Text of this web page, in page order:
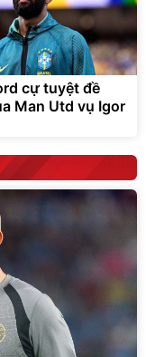
cự tuyệt đề
Man Utd vụ Igor